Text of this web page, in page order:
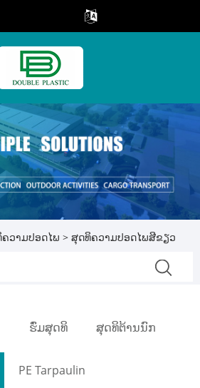
ວາມປອດໄພ > ສຸດທິຄວາມປອດໄພສີຂຽວ
ຮົ່ມສຸດທິ ສຸດທິຕ້ານນົກ
PE Tarpaulin